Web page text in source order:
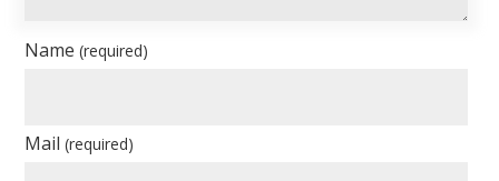
Name(required)
Mail(required)